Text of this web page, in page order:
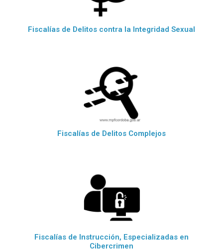
Fiscalías de Delitos contra la Integridad Sexual
Fiscalías de Delitos Complejos
Fiscalías de Instrucción, Especializadas en
Cibercrimen